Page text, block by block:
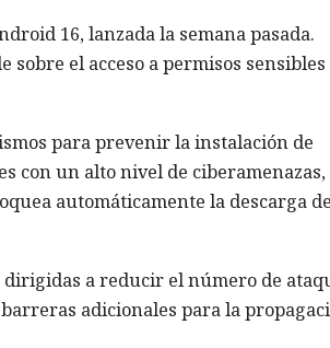
16, lanzada la semana pasada.
sobre el acceso a permisos sensibles
para prevenir la instalación de
con un alto nivel de ciberamenazas,
automáticamente la descarga de
a reducir el número de
adicionales para la